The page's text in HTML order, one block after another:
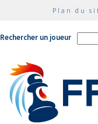
Plan du
Rechercher un joueur